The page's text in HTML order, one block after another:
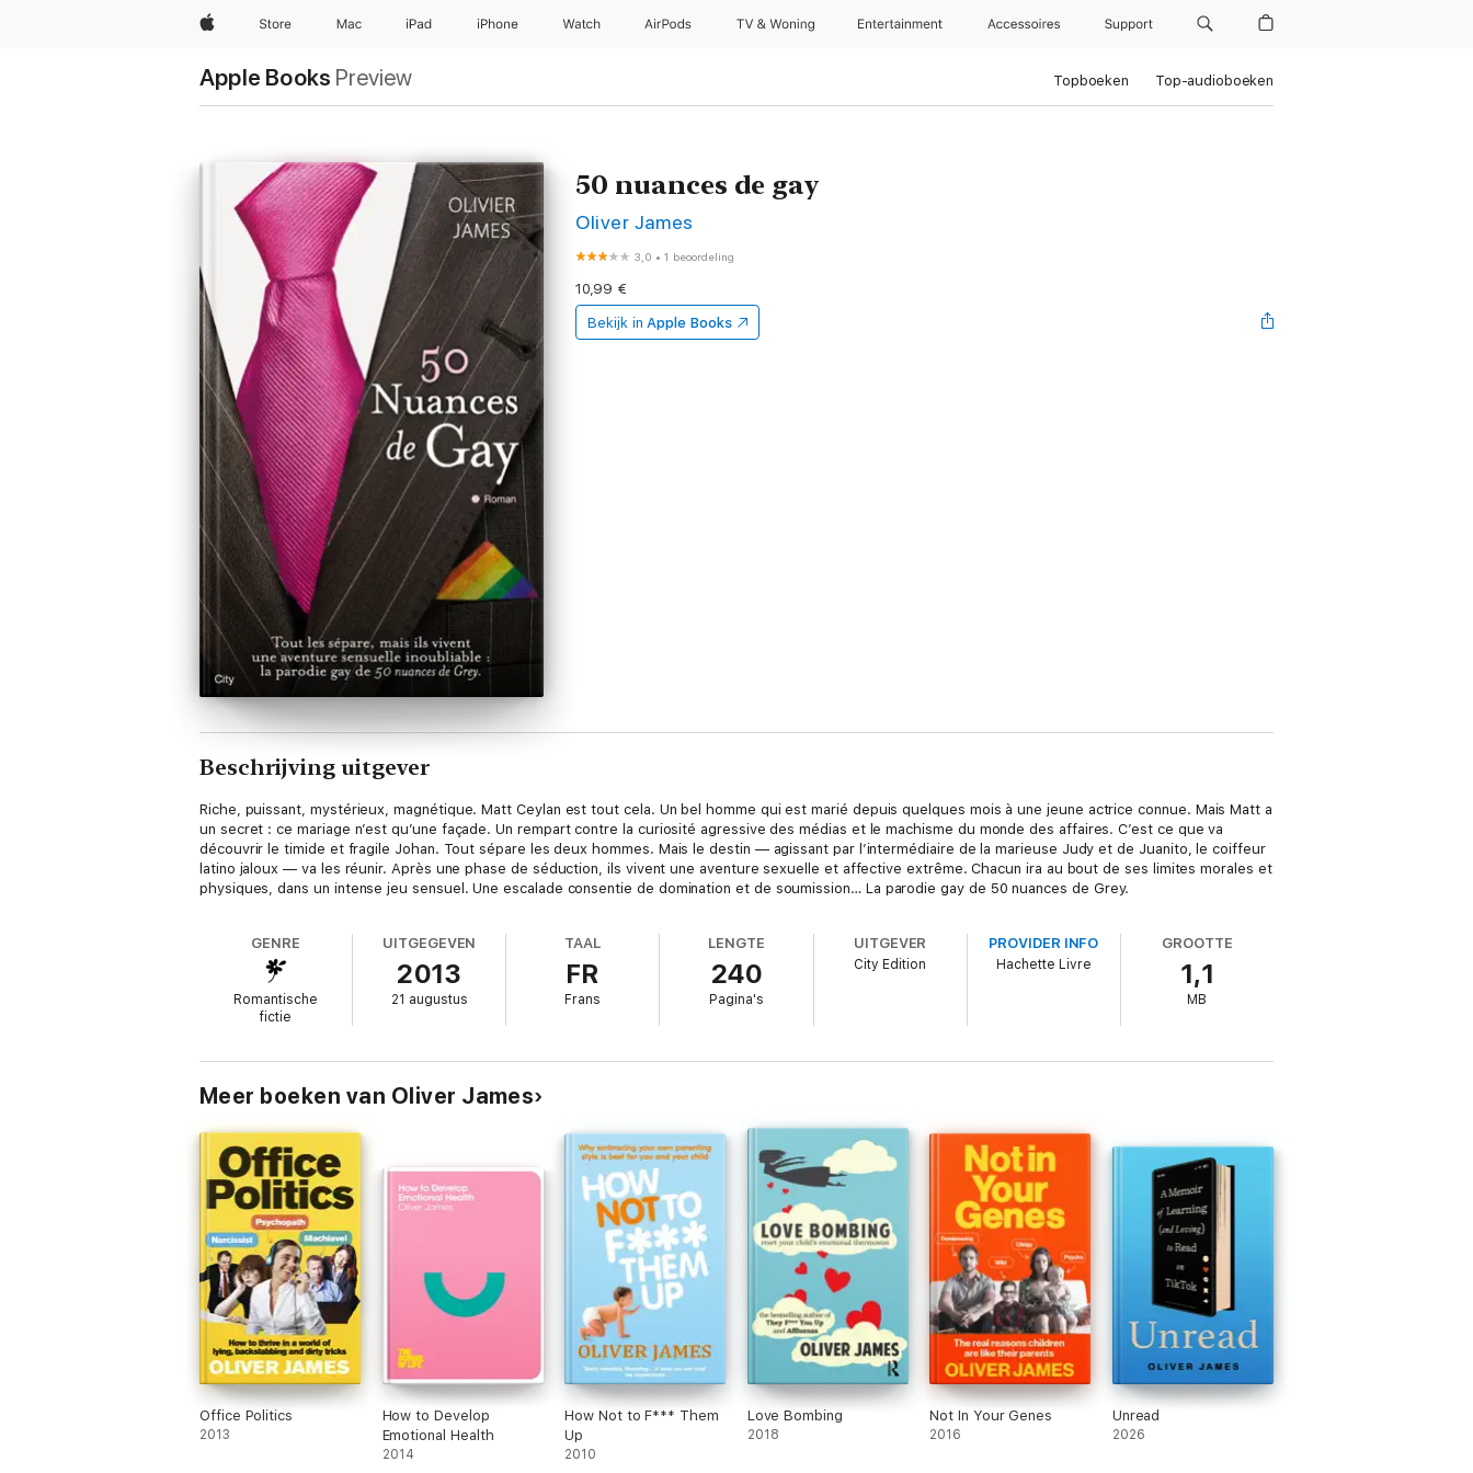
AppleStore Mac iPad iPhone Watch AirPods TV & Woning Entertainment Accessoires Support
Apple Books Preview Topboeken Top-audioboeken
50 nuances de gay
Oliver James
3,0 •1 beoordeling
10,99 €
Bekijk in Apple Books
Beschrijving uitgever
Riche, puissant, mystérieux, magnétique. Matt Ceylan est tout cela. Un bel homme qui est marié depuis quelques mois à une jeune actrice connue. Mais Matt a
un secret : ce mariage n’est qu’une façade. Un rempart contre la curiosité agressive des médias et le machisme du monde des affaires. C’est ce que va
découvrir le timide et fragile Johan. Tout sépare les deux hommes. Mais le destin — agissant par l’intermédiaire de la marieuse Judy et de Juanito, le coiffeur
latino jaloux — va les réunir. Après une phase de séduction, ils vivent une aventure sexuelle et affective extrême. Chacun ira au bout de ses limites morales et
physiques, dans un intense jeu sensuel. Une escalade consentie de domination et de soumission… La parodie gay de 50 nuances de Grey.
GENRE
Romantische
fictie
UITGEGEVEN
2013
21 augustus
TAAL
FR
Frans
LENGTE
240
Pagina's
UITGEVER
City Edition
PROVIDER INFO
Hachette Livre
GROOTTE
1,1
MB
Meer boeken van Oliver James
Office Politics
2013
How to Develop
Emotional Health
2014
How Not to F*** Them
Up
2010
Love Bombing
2018
Not In Your Genes
2016
Unread
2026